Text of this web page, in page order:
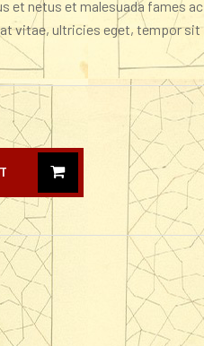
et netus et malesuada fames ac
vitae, ultricies eget, tempor sit